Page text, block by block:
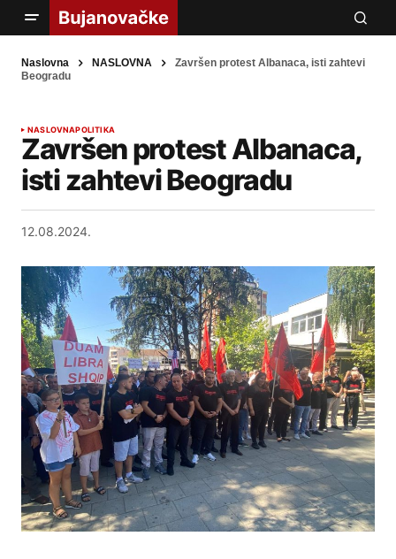
Naslovna NASLOVNA
Završen protest Albanaca, isti zahtevi
Beogradu
NASLOVNAPOLITIKA
Završen protest Albanaca,
isti zahtevi Beogradu
12.08.2024.